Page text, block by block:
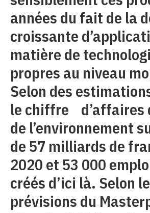
années du fait de la
croissante
matière de
propres au niveau
Selon des
le chiffre d’affaires
de l’environnement
de 57 milliards de
2020 et 53 000
créés d’ici là. Selon
prévisions du